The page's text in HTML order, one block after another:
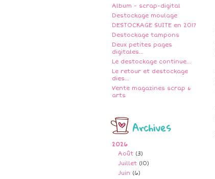
Album - scrap-digital
Destockage moulage
DESTOCKAGE SUITE en 2017
Destockage tampons
Deux petites pages
digitales...
Le destockage continue...
Le retour et destockage
dies...
Vente magazines scrap &
arts
Archives
2026
Août (3)
Juillet (10)
Juin (6)